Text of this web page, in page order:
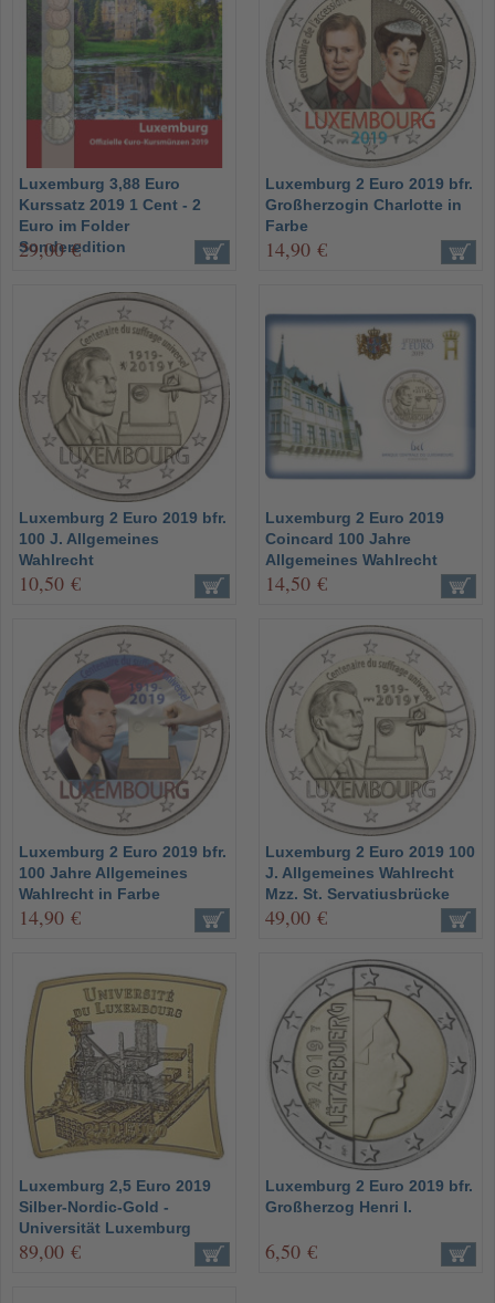
Luxemburg 3,88 Euro
Kurssatz 2019 1 Cent - 2
Euro im Folder
Sonderedition
29,00 €
Luxemburg 2 Euro 2019 bfr.
Großherzogin Charlotte in
Farbe
14,90 €
Luxemburg 2 Euro 2019 bfr.
100 J. Allgemeines
Wahlrecht
10,50 €
Luxemburg 2 Euro 2019
Coincard 100 Jahre
Allgemeines Wahlrecht
14,50 €
Luxemburg 2 Euro 2019 bfr.
100 Jahre Allgemeines
Wahlrecht in Farbe
14,90 €
Luxemburg 2 Euro 2019 100
J. Allgemeines Wahlrecht
Mzz. St. Servatiusbrücke
49,00 €
Luxemburg 2,5 Euro 2019
Silber-Nordic-Gold -
Universität Luxemburg
89,00 €
Luxemburg 2 Euro 2019 bfr.
Großherzog Henri I.
6,50 €